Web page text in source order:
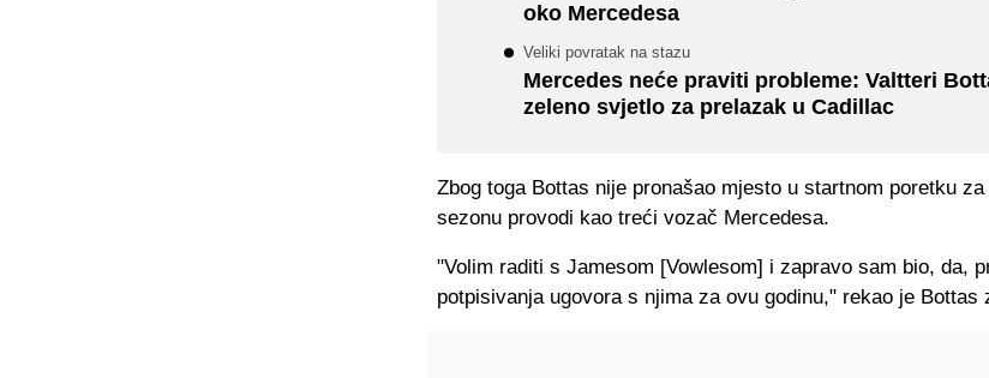
oko Mercedesa
Veliki povratak na stazu
Mercedes neće praviti probleme: Valtteri
zeleno svjetlo za prelazak u Cadillac
Zbog toga Bottas nije pronašao mjesto u startnom poretku za
sezonu provodi kao treći vozač Mercedesa.
"Volim raditi s Jamesom [Vowlesom] i zapravo sam bio, da,
potpisivanja ugovora s njima za ovu godinu," rekao je Bottas